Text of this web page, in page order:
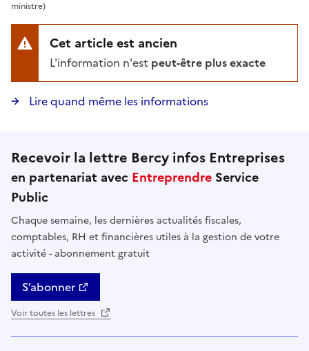
ministre)
Cet article est ancien
L'information n'est peut-être plus exacte
Lire quand même les informations
Recevoir la lettre Bercy infos Entreprises
en partenariat avec Entreprendre Service
Public
Chaque semaine, les dernières actualités fiscales,
comptables, RH et financières utiles à la gestion de votre
activité - abonnement gratuit
S’abonner
Voir toutes les lettres